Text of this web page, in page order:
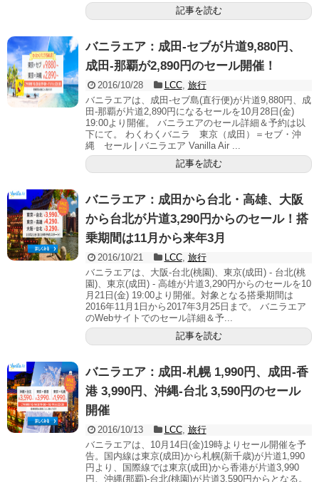
記事を読む
バニラエア：成田-セブが片道9,880円、
成田-那覇が2,890円のセール開催！
2016/10/28 LCC, 旅行
バニラエアは、成田-セブ島(直行便)が片道9,880円、成
田-那覇が片道2,890円になるセールを10月28日(金)
19:00より開催。 バニラエアのセール詳細＆予約は以
下にて。 わくわくバニラ 東京（成田）＝セブ・沖
縄 セール | バニラエア Vanilla Air ...
記事を読む
バニラエア：成田から台北・高雄、大阪
から台北が片道3,290円からのセール！搭
乗期間は11月から来年3月
2016/10/21 LCC, 旅行
バニラエアは、大阪-台北(桃園)、東京(成田) - 台北(桃
園)、東京(成田) - 高雄が片道3,290円からのセールを10
月21日(金) 19:00より開催。対象となる搭乗期間は
2016年11月1日から2017年3月25日まで。 バニラエア
のWebサイトでのセール詳細＆予...
記事を読む
バニラエア：成田-札幌 1,990円、成田-香
港 3,990円、沖縄-台北 3,590円のセール
開催
2016/10/13 LCC, 旅行
バニラエアは、10月14日(金)19時よりセール開催を予
告。国内線は東京(成田)から札幌(新千歳)が片道1,990
円より、国際線では東京(成田)から香港が片道3,990
円、沖縄(那覇)-台北(桃園)が片道3,590円からとなる。